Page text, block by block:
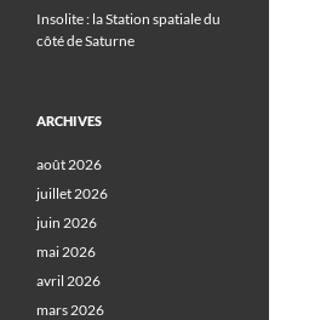
Insolite : la Station spatiale du
côté de Saturne
ARCHIVES
août 2026
juillet 2026
juin 2026
mai 2026
avril 2026
mars 2026